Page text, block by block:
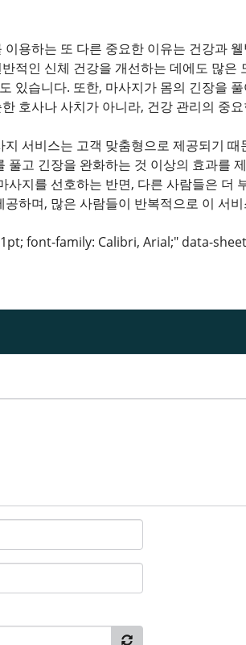
용하는 또 다른 중요한 이유는 건강과
적인 신체 건강을 개선하는 데에도 많
있습니다. 또한, 마사지가 몸의 긴장을
호사나 사치가 아니라, 건강 관리의 중
서비스는 고객 맞춤형으로 제공되기 때
풀고 긴장을 완화하는 것 이상의 효과를
사지를 선호하는 반면, 다른 사람들은
공하며, 많은 사람들이 반복적으로 이 서
font-family: Calibri, Arial;" data-